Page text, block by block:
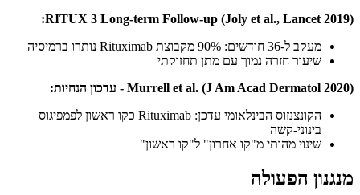
RITUX 3 Long-term Follow-up (Joly et al., Lancet 2019):
מעקב ל-36 חודשים: 90% מקבוצת Rituximab נותרו ברמיסיה
שיעור חזרה נמוך עם מתן תחזוקתי
Murrell et al. (J Am Acad Dermatol 2020) - עדכון הנחיות:
הקונצנזוס הבינלאומי עדכן: Rituximab כקו ראשון לפמפיגוס
בינוני-קשה
שינוי מהותי מ"קו אחרון" ל"קו ראשון"
מנגנון הפעולה